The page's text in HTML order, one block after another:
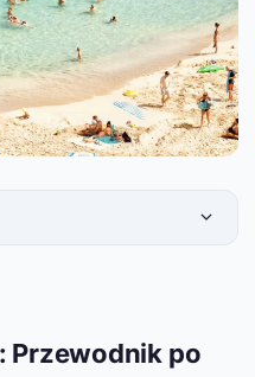
Przewodnik po